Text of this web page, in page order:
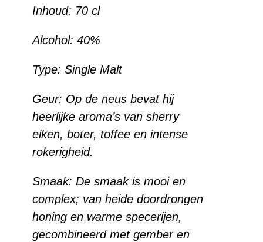
Inhoud: 70 cl
Alcohol: 40%
Type: Single Malt
Geur: Op de neus bevat hij
heerlijke aroma’s van sherry
eiken, boter, toffee en intense
rokerigheid.
Smaak: De smaak is mooi en
complex; van heide doordrongen
honing en warme specerijen,
gecombineerd met gember en